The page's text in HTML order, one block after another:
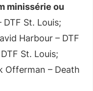
minissérie ou
St. Louis;
Harbour – DTF
St. Louis;
Offerman – Death